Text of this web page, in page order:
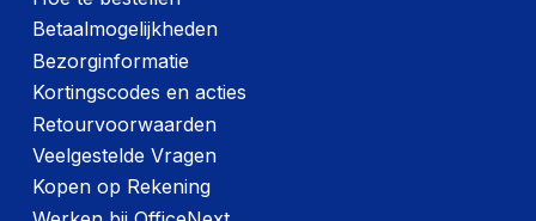
Betaalmogelijkheden
Bezorginformatie
Kortingscodes en acties
Retourvoorwaarden
Veelgestelde Vragen
Kopen op Rekening